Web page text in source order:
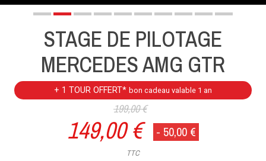
STAGE DE PILOTAGE
MERCEDES AMG GTR
+ 1 TOUR OFFERT* bon cadeau valable 1 an
199,00 €
149,00 € - 50,00 €
TTC